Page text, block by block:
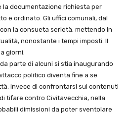
documentazione richiesta per
e ordinato. Gli uffici comunali, dal
la consueta serietà, mettendo in
nonostante i tempi imposti. Il
giorni.
parte di alcuni si stia inaugurando
politico diventa fine a se
Invece di confrontarsi sui contenuti
tifare contro Civitavecchia, nella
dimissioni da poter sventolare